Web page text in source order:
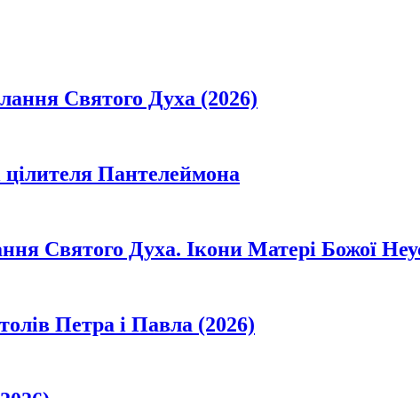
Святого Духа (2026)
Пантелеймона
Святого Духа. Ікони Матері Божої
Петра і Павла (2026)